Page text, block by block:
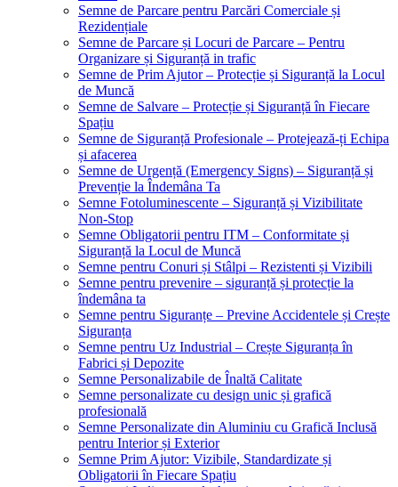
Semne de Parcare pentru Parcări Comerciale și
Rezidențiale
Semne de Parcare și Locuri de Parcare – Pentru
Organizare și Siguranță in trafic
Semne de Prim Ajutor – Protecție și Siguranță la Locul
de Muncă
Semne de Salvare – Protecție și Siguranță în Fiecare
Spațiu
Semne de Siguranță Profesionale – Protejează-ți Echipa
și afacerea
Semne de Urgență (Emergency Signs) – Siguranță și
Prevenție la Îndemâna Ta
Semne Fotoluminescente – Siguranță și Vizibilitate
Non-Stop
Semne Obligatorii pentru ITM – Conformitate și
Siguranță la Locul de Muncă
Semne pentru Conuri și Stâlpi – Rezistenti și Vizibili
Semne pentru prevenire – siguranță și protecție la
îndemâna ta
Semne pentru Siguranțe – Previne Accidentele și Crește
Siguranța
Semne pentru Uz Industrial – Crește Siguranța în
Fabrici și Depozite
Semne Personalizabile de Înaltă Calitate
Semne personalizate cu design unic și grafică
profesională
Semne Personalizate din Aluminiu cu Grafică Inclusă
pentru Interior și Exterior
Semne Prim Ajutor: Vizibile, Standardizate și
Obligatorii în Fiecare Spațiu